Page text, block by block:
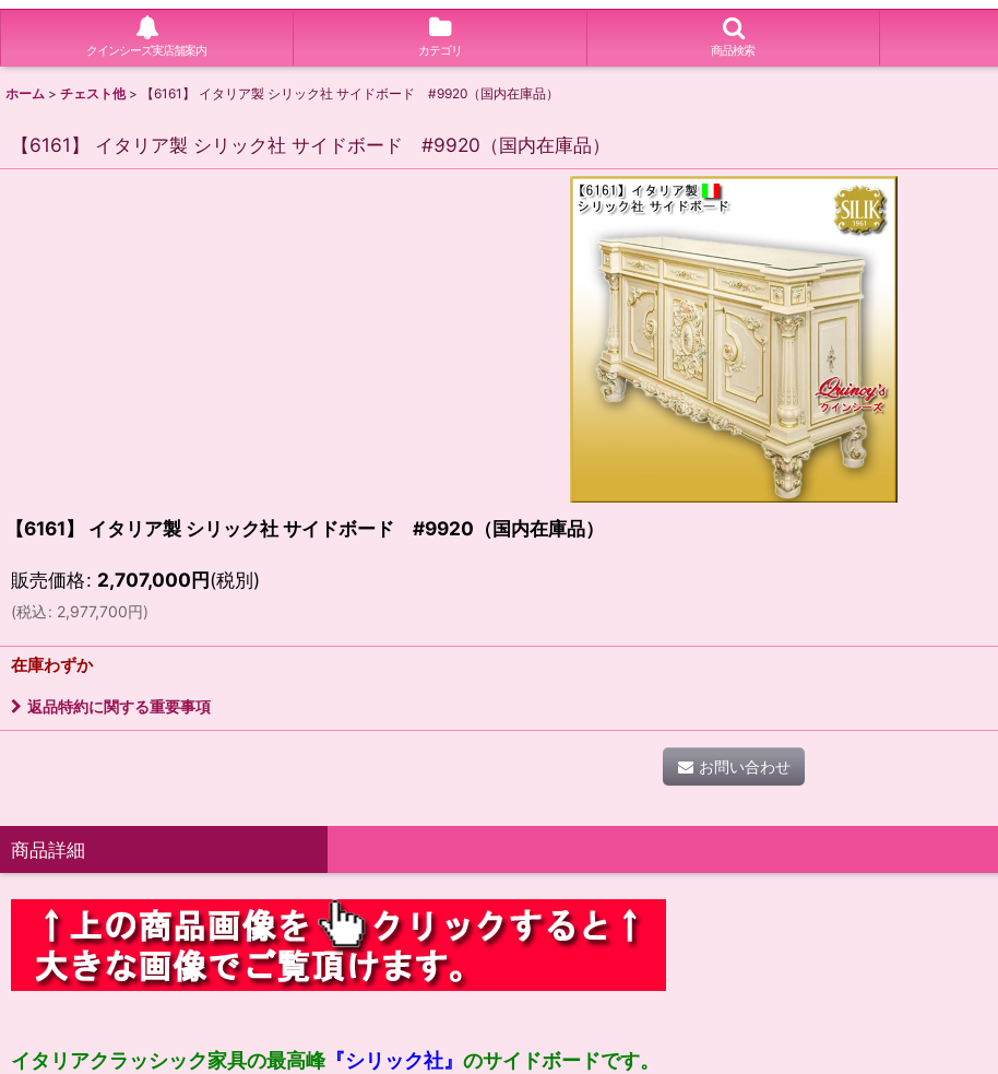
クインシーズ実店舗案内 カテゴリ 商品検索
ホーム > チェスト他 > 【6161】 イタリア製 シリック社 サイドボード #9920（国内在庫品）
【6161】 イタリア製 シリック社 サイドボード #9920（国内在庫品）
【6161】 イタリア製 シリック社 サイドボード #9920（国内在庫品）
販売価格: 2,707,000円(税別)
(税込: 2,977,700円)
在庫わずか
返品特約に関する重要事項
お問い合わせ
商品詳細
イタリアクラッシック家具の最高峰 『シリック社』 のサイドボードです。